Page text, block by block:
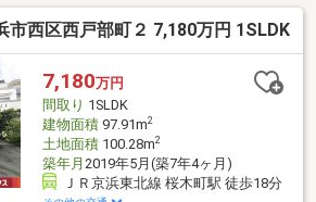
時間受付対応！成約されたお客様には、
対応する「駆けつけ」サービスを提供し
日コールセンター対応！30分以内の一次
ます。※対象期間：物件引き渡し日から1
対象設備・その他諸条件あり
市西区西戸部町２ 7,180万円 1SLDK
7,180万円
間取り 1SLDK
建物面積97.91m2
土地面積100.28m2
築年月 2019年5月(築7年4ヶ月)
ＪＲ京浜東北線 桜木町駅 徒歩18分